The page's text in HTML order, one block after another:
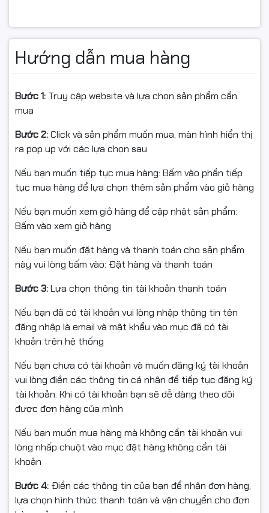
Nâng cấp tốc độ cho laptop/PC làm việc – học tập –
Cài HĐH + ứng dụng để máy phản hồi mượt mà.
Điều kiện hoàn hàng (📦)
Quay video mở gói khi nhận để làm bằng chứng nếu va
đập/lỗi vận chuyển.
Nếu chưa dùng được, vui lòng liên hệ kỹ thuật để được
hỗ trợ trước khi hoàn.
Hàng hoàn cần nguyên trạng, không trầy xước/hư
hỏng, đủ phụ kiện/tem/hộp/serial.
Chỉ hỗ trợ đổi/hoàn khi sản phẩm còn giá trị sử dụng &
trong thời gian quy định của sàn.
#Lexar #NM610Pro #SSD500GB #NVMe #PCIeGen3x4
#M2SSD #TangTocLaptop #FullVAT
#NgocThoComputer
Hướng dẫn mua hàng
Bước 1: Truy cập website và lựa chọn sản phẩm cần
mua
Bước 2:Click và sản phẩm muốn mua, màn hình hiển thị
ra pop up với các lựa chọn sau
Nếu bạn muốn tiếp tục mua hàng: Bấm vào phần tiếp
tục mua hàng để lựa chọn thêm sản phẩm vào giỏ hàng
Nếu bạn muốn xem giỏ hàng để cập nhật sản phẩm:
Bấm vào xem giỏ hàng
Nếu bạn muốn đặt hàng và thanh toán cho sản phẩm
này vui lòng bấm vào: Đặt hàng và thanh toán
Bước 3:Lựa chọn thông tin tài khoản thanh toán
Nếu bạn đã có tài khoản vui lòng nhập thông tin tên
đăng nhập là email và mật khẩu vào mục đã có tài
khoản trên hệ thống
Nếu bạn chưa có tài khoản và muốn đăng ký tài khoản
vui lòng điền các thông tin cá nhân để tiếp tục đăng ký
tài khoản. Khi có tài khoản bạn sẽ dễ dàng theo dõi
được đơn hàng của mình
Nếu bạn muốn mua hàng mà không cần tài khoản vui
lòng nhấp chuột vào mục đặt hàng không cần tài
khoản
Bước 4: Điền các thông tin của bạn để nhận đơn hàng,
lựa chọn hình thức thanh toán và vận chuyển cho đơn